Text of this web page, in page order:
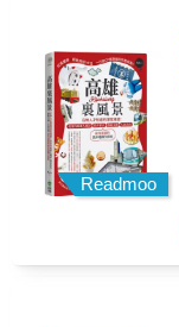
Readmoo